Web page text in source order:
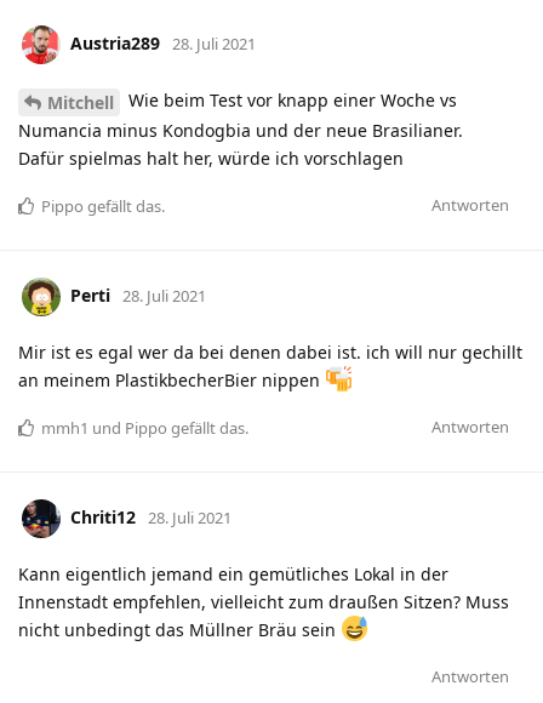
Austria289 28. Juli 2021
Mitchell
Wie beim Test vor knapp einer Woche vs
Numancia minus Kondogbia und der neue Brasilianer.
Dafür spielmas halt her, würde ich vorschlagen
Antworten
Pippo gefällt das.
Perti 28. Juli 2021
Mir ist es egal wer da bei denen dabei ist. ich will nur gechillt
an meinem PlastikbecherBier nippen
Antworten
mmh1 und Pippo gefällt das.
Chriti12 28. Juli 2021
Kann eigentlich jemand ein gemütliches Lokal in der
Innenstadt empfehlen, vielleicht zum draußen Sitzen? Muss
nicht unbedingt das Müllner Bräu sein
Antworten